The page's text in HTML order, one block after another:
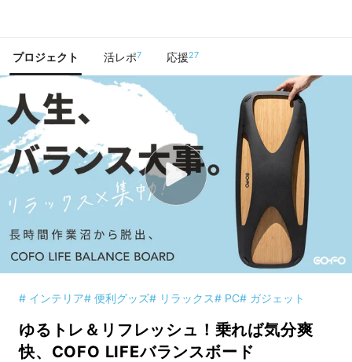
プロジェクト 活レポ7 応援27
# インテリア# 便利グッズ# リラックス# PC# ガジェット
ゆるトレ＆リフレッシュ！乗れば気分爽
快、COFO LIFEバランスボード